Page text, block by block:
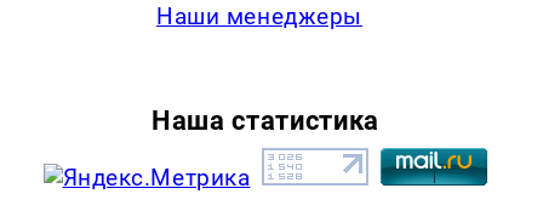
Наши менеджеры
Наша статистика